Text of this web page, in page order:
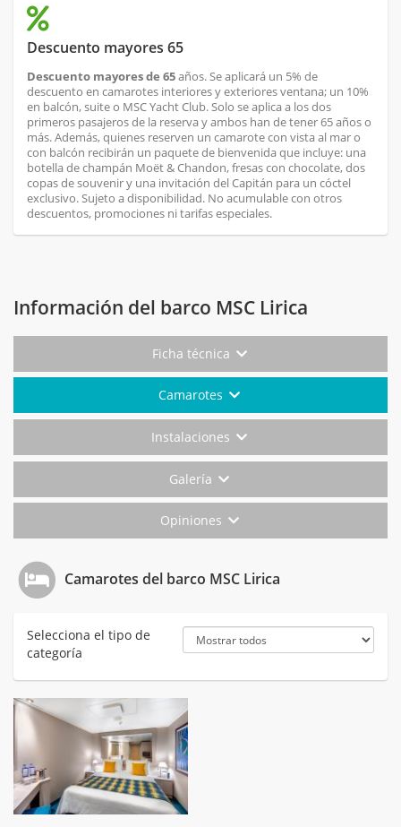
Descuento mayores 65
Descuento mayores de 65años. Se aplicará un 5% de
descuento en camarotes interiores y exteriores ventana; un 10%
en balcón, suite o MSC Yacht Club. Solo se aplica a los dos
primeros pasajeros de la reserva y ambos han de tener 65 años o
más. Además, quienes reserven un camarote con vista al mar o
con balcón recibirán un paquete de bienvenida que incluye: una
botella de champán Moët & Chandon, fresas con chocolate, dos
copas de souvenir y una invitación del Capitán para un cóctel
exclusivo. Sujeto a disponibilidad. No acumulable con otros
descuentos, promociones ni tarifas especiales.
Información del barco MSC Lirica
Ficha técnica
Camarotes
Instalaciones
Galería
Opiniones
Camarotes del barco MSC Lirica
Selecciona el tipo de
categoría